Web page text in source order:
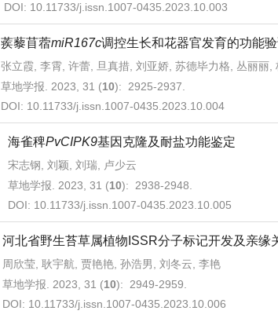
DOI: 10.11733/j.issn.1007-0435.2023.10.003
蒺藜苜蓿miR167c调控生长和花器官发育的功能
张立霞, 李霄, 许蕾, 旦真措, 刘亚娇, 苏德毕力格, 丛丽丽,
草地学报. 2023, 31 (10): 2925-2937.
DOI: 10.11733/j.issn.1007-0435.2023.10.004
海雀稗PvCIPK9基因克隆及耐盐功能鉴定
宋志钢, 刘颖, 刘瑞, 卢少云
草地学报. 2023, 31 (10): 2938-2948.
DOI: 10.11733/j.issn.1007-0435.2023.10.005
河北省野生苔草属植物ISSR分子标记开发及亲缘
周欣莹, 耿宇航, 贾艳艳, 孙浩男, 刘冬云, 李艳
草地学报. 2023, 31 (10): 2949-2959.
DOI: 10.11733/j.issn.1007-0435.2023.10.006